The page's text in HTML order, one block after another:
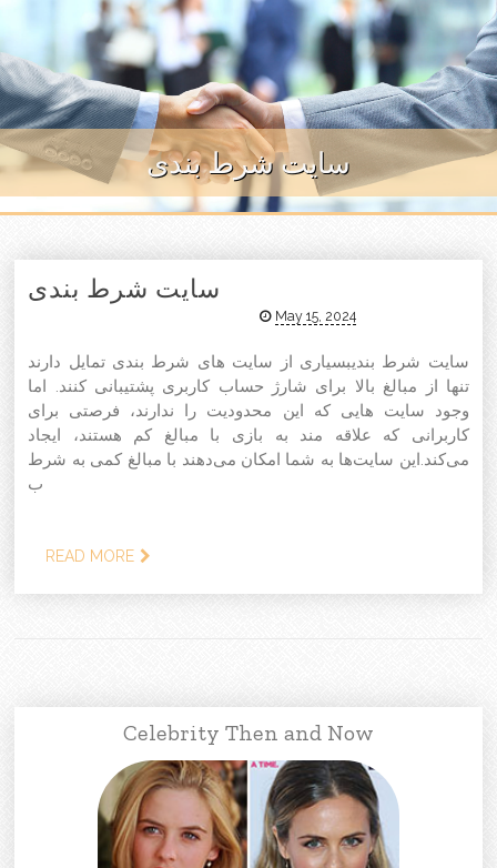
Skip to content
سایت شرط بندی
سایت شرط بندی
May 15, 2024
سایت شرط بندیبسیاری از سایت‌ های شرط بندی تمایل دارند
تنها از مبالغ بالا برای شارژ حساب کاربری پشتیبانی کنند. اما
وجود سایت‌ هایی که این محدودیت را ندارند، فرصتی برای
کاربرانی که علاقه‌ مند به بازی با مبالغ کم هستند، ایجاد
می‌کند.این سایت‌ها به شما امکان می‌دهند با مبالغ کمی به شرط
ب
READ MORE
Celebrity Then and Now